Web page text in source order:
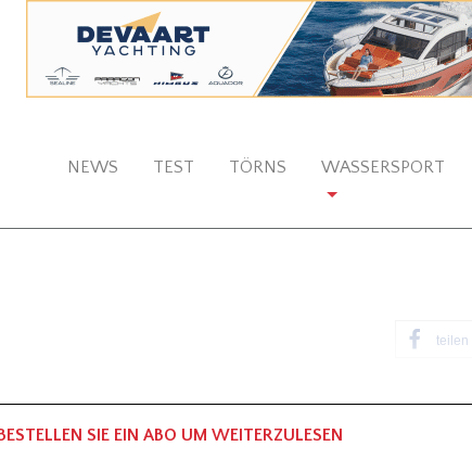
NEWS TEST TÖRNS WASSERSPORT
teilen
SIE EIN ABO UM WEITERZULESEN